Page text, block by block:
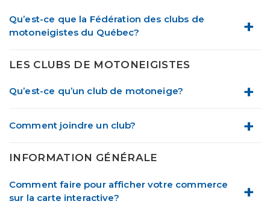
Qu’est-ce que la Fédération des clubs de
motoneigistes du Québec?
LES CLUBS DE MOTONEIGISTES
Qu’est-ce qu’un club de motoneige?
Comment joindre un club?
INFORMATION GÉNÉRALE
Comment faire pour afficher votre commerce
sur la carte interactive?